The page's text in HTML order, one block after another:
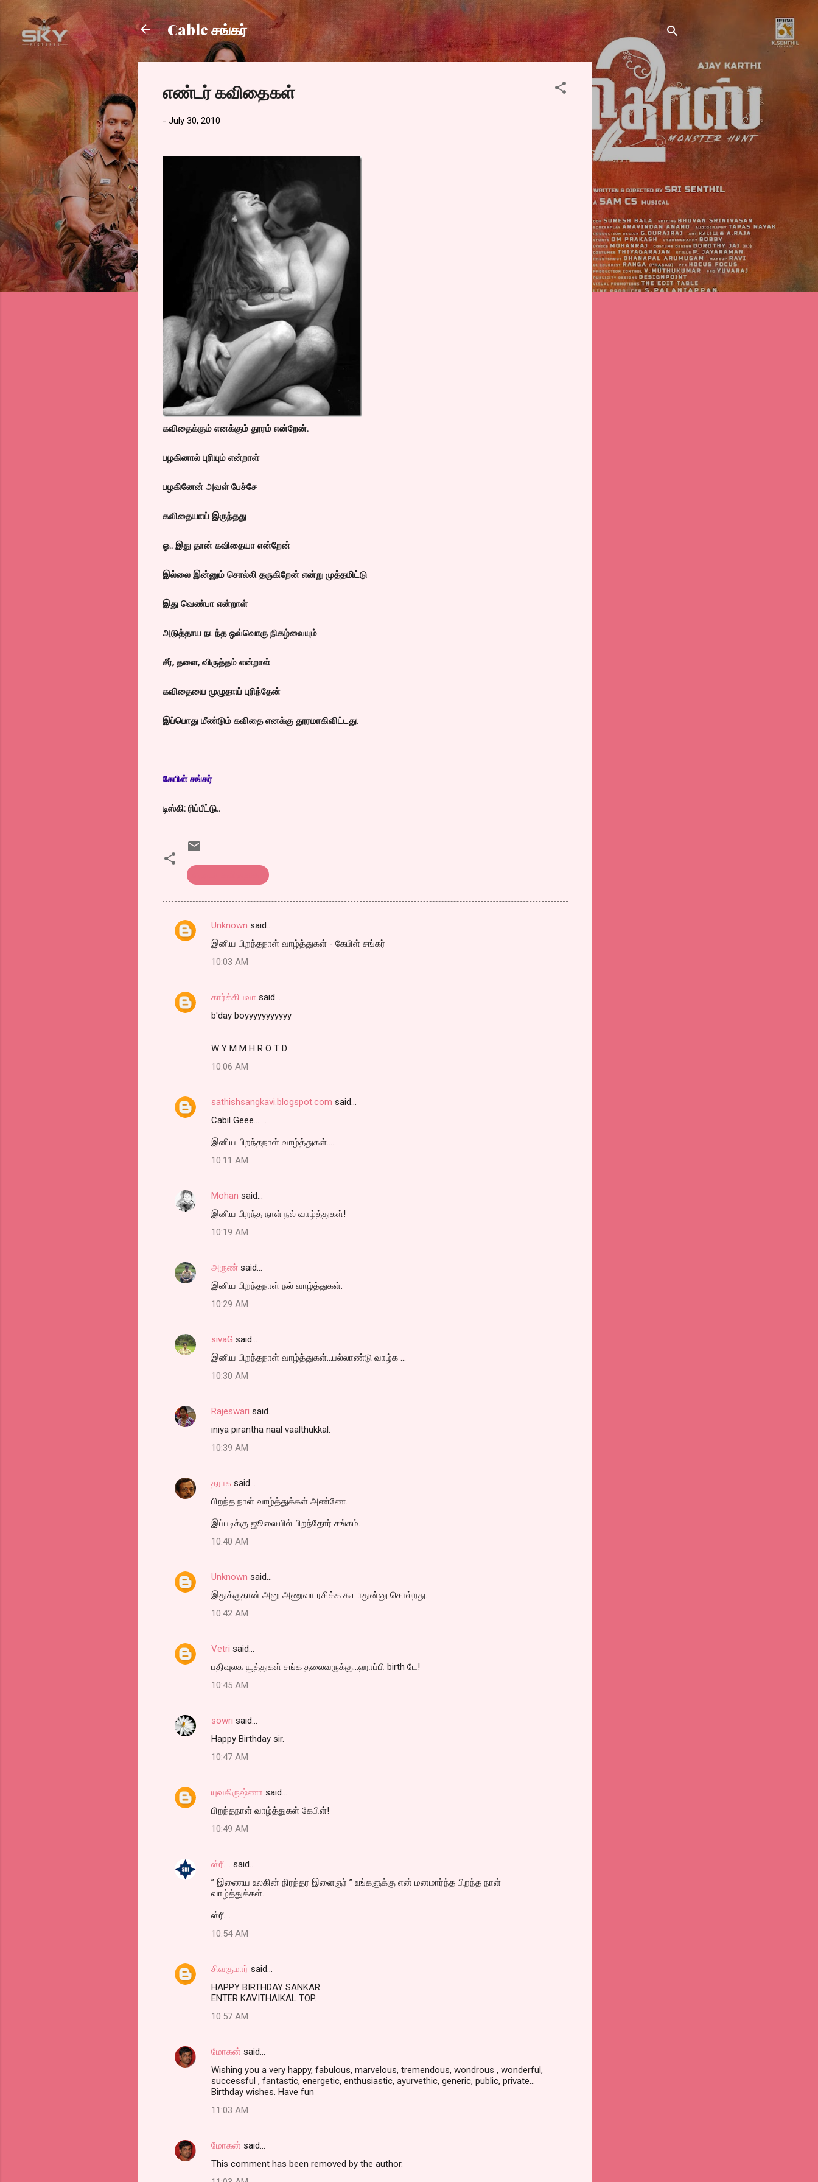
Skip to main content
Cable சங்கர்
எண்டர் கவிதைகள்
- July 30, 2010
கவிதைக்கும் எனக்கும் தூரம் என்றேன்.
பழகினால் புரியும் என்றாள்
பழகினேன் அவள் பேச்சே
கவிதையாய் இருந்தது
ஓ.. இது தான் கவிதையா என்றேன்
இல்லை இன்னும் சொல்லி தருகிறேன் என்று முத்தமிட்டு
இது வெண்பா என்றாள்
அடுத்தாய நடந்த ஒவ்வொரு நிகழ்வையும்
சீர், தளை, விருத்தம் என்றாள்
கவிதையை முழுதாய் புரிந்தேன்
இப்பொது மீண்டும் கவிதை எனக்கு தூரமாகிவிட்டது.
கேபிள் சங்கர்
டிஸ்கி: ரிப்பீட்டு..
C
e
Unknown said…
இனிய பிறந்தநாள் வாழ்த்துகள் - கேபிள் சங்கர்
10:03 AM
கார்க்கிபவா said…
b'day boyyyyyyyyyyy
W Y M M H R O T D
10:06 AM
sathishsangkavi.blogspot.com said…
Cabil Geee.......
இனிய பிறந்தநாள் வாழ்த்துகள்....
10:11 AM
Mohan said…
இனிய பிறந்த நாள் நல் வாழ்த்துகள்!
10:19 AM
அருண் said…
இனிய பிறந்தநாள் நல் வாழ்த்துகள்.
10:29 AM
sivaG said…
இனிய பிறந்தநாள் வாழ்த்துகள்...பல்லாண்டு வாழ்க ...
10:30 AM
Rajeswari said…
iniya pirantha naal vaalthukkal.
10:39 AM
தராசு said…
பிறந்த நாள் வாழ்த்துக்கள் அண்ணே.
இப்படிக்கு ஜூலையில் பிறந்தோர் சங்கம்.
10:40 AM
Unknown said…
இதுக்குதான் அனு அணுவா ரசிக்க கூடாதுன்னு சொல்றது...
10:42 AM
Vetri said…
பதிவுலக யூத்துகள் சங்க தலைவருக்கு...ஹாப்பி birth டே!
10:45 AM
sowri said…
Happy Birthday sir.
10:47 AM
யுவகிருஷ்ணா said…
பிறந்தநாள் வாழ்த்துகள் கேபிள்!
10:49 AM
ஸ்ரீ.... said…
” இணைய உலகின் நிரந்தர இளைஞர் ” உங்களுக்கு என் மனமார்ந்த பிறந்த நாள்
வாழ்த்துக்கள்.
ஸ்ரீ....
10:54 AM
சிவகுமார் said…
HAPPY BIRTHDAY SANKAR
ENTER KAVITHAIKAL TOP.
10:57 AM
மோகன் said…
Wishing you a very happy, fabulous, marvelous, tremendous, wondrous , wonderful,
successful , fantastic, energetic, enthusiastic, ayurvethic, generic, public, private…
Birthday wishes. Have fun
11:03 AM
மோகன் said…
This comment has been removed by the author.